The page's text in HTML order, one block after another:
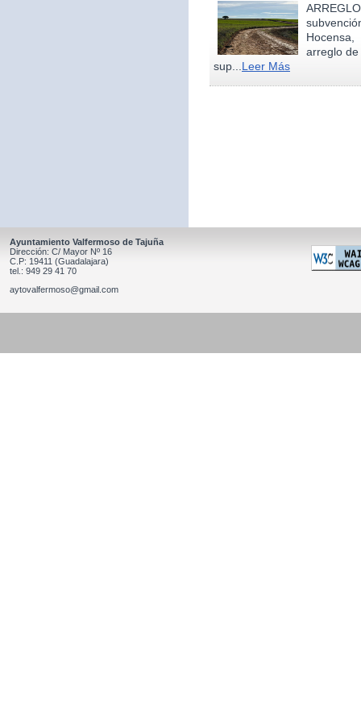
arreglo
sup... Leer Más
Ayuntamiento Valfermoso de Tajuña
Dirección: C/ Mayor Nº 16
C.P: 19411 (Guadalajara)
tel.: 949 29 41 70
aytovalfermoso@gmail.com